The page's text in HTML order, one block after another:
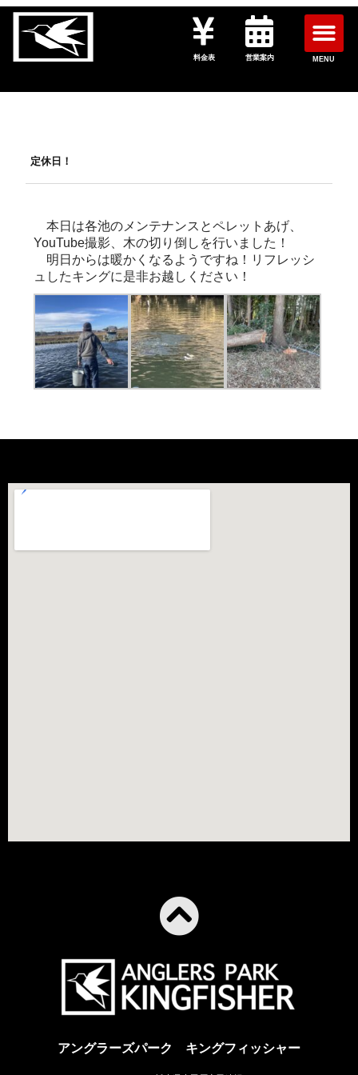
料金表 営業案内 MENU
定休日！
本日は各池のメンテナンスとペレットあげ、
YouTube撮影、木の切り倒しを行いました！
明日からは暖かくなるようですね！リフレッシ
ュしたキングに是非お越しください！
アングラーズパーク キングフィッシャー